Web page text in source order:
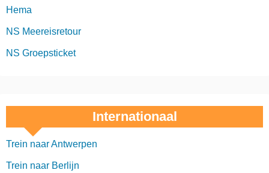
Hema
NS Meereisretour
NS Groepsticket
Internationaal
Trein naar Antwerpen
Trein naar Berlijn